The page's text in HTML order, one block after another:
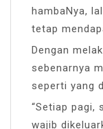
hambaNya,
tetap
Dengan
sebenarnya
seperti yang
“Setiap pagi,
wajib